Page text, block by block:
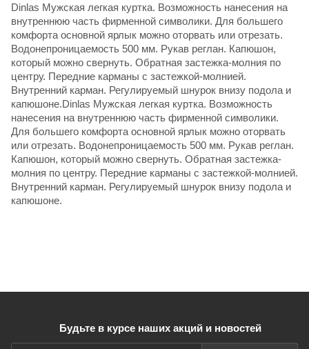
Dinlas Мужская легкая куртка. Возможность нанесения на
внутреннюю часть фирменной символики. Для большего
комфорта основной ярлык можно оторвать или отрезать.
Водонепроницаемость 500 мм. Рукав реглан. Капюшон,
который можно свернуть. Обратная застежка-молния по
центру. Передние карманы с застежкой-молнией.
Внутренний карман. Регулируемый шнурок внизу подола и
капюшоне.Dinlas Мужская легкая куртка. Возможность
нанесения на внутреннюю часть фирменной символики.
Для большего комфорта основной ярлык можно оторвать
или отрезать. Водонепроницаемость 500 мм. Рукав реглан.
Капюшон, который можно свернуть. Обратная застежка-
молния по центру. Передние карманы с застежкой-молнией.
Внутренний карман. Регулируемый шнурок внизу подола и
капюшоне.
Будьте в курсе наших акций и новостей